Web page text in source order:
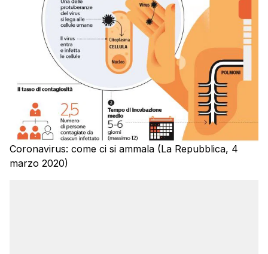
Coronavirus: come ci si ammala (La Repubblica, 4
marzo 2020)